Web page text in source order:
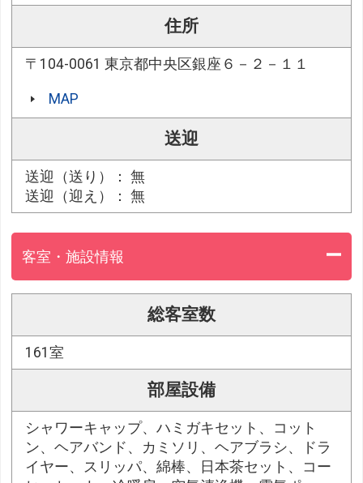
住所
〒104-0061 東京都中央区銀座６－２－１１
MAP
送迎
送迎（送り）： 無
送迎（迎え）： 無
客室・施設情報
総客室数
161室
部屋設備
シャワーキャップ、ハミガキセット、コット
ン、ヘアバンド、カミソリ、ヘアブラシ、ドラ
イヤー、スリッパ、綿棒、日本茶セット、コー